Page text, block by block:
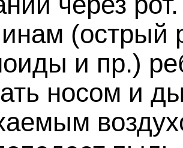
(острый
и пр.)
носом и